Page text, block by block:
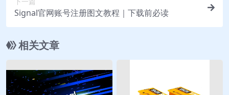
Signal官网账号注册图文教程｜下载前必读
相关文章